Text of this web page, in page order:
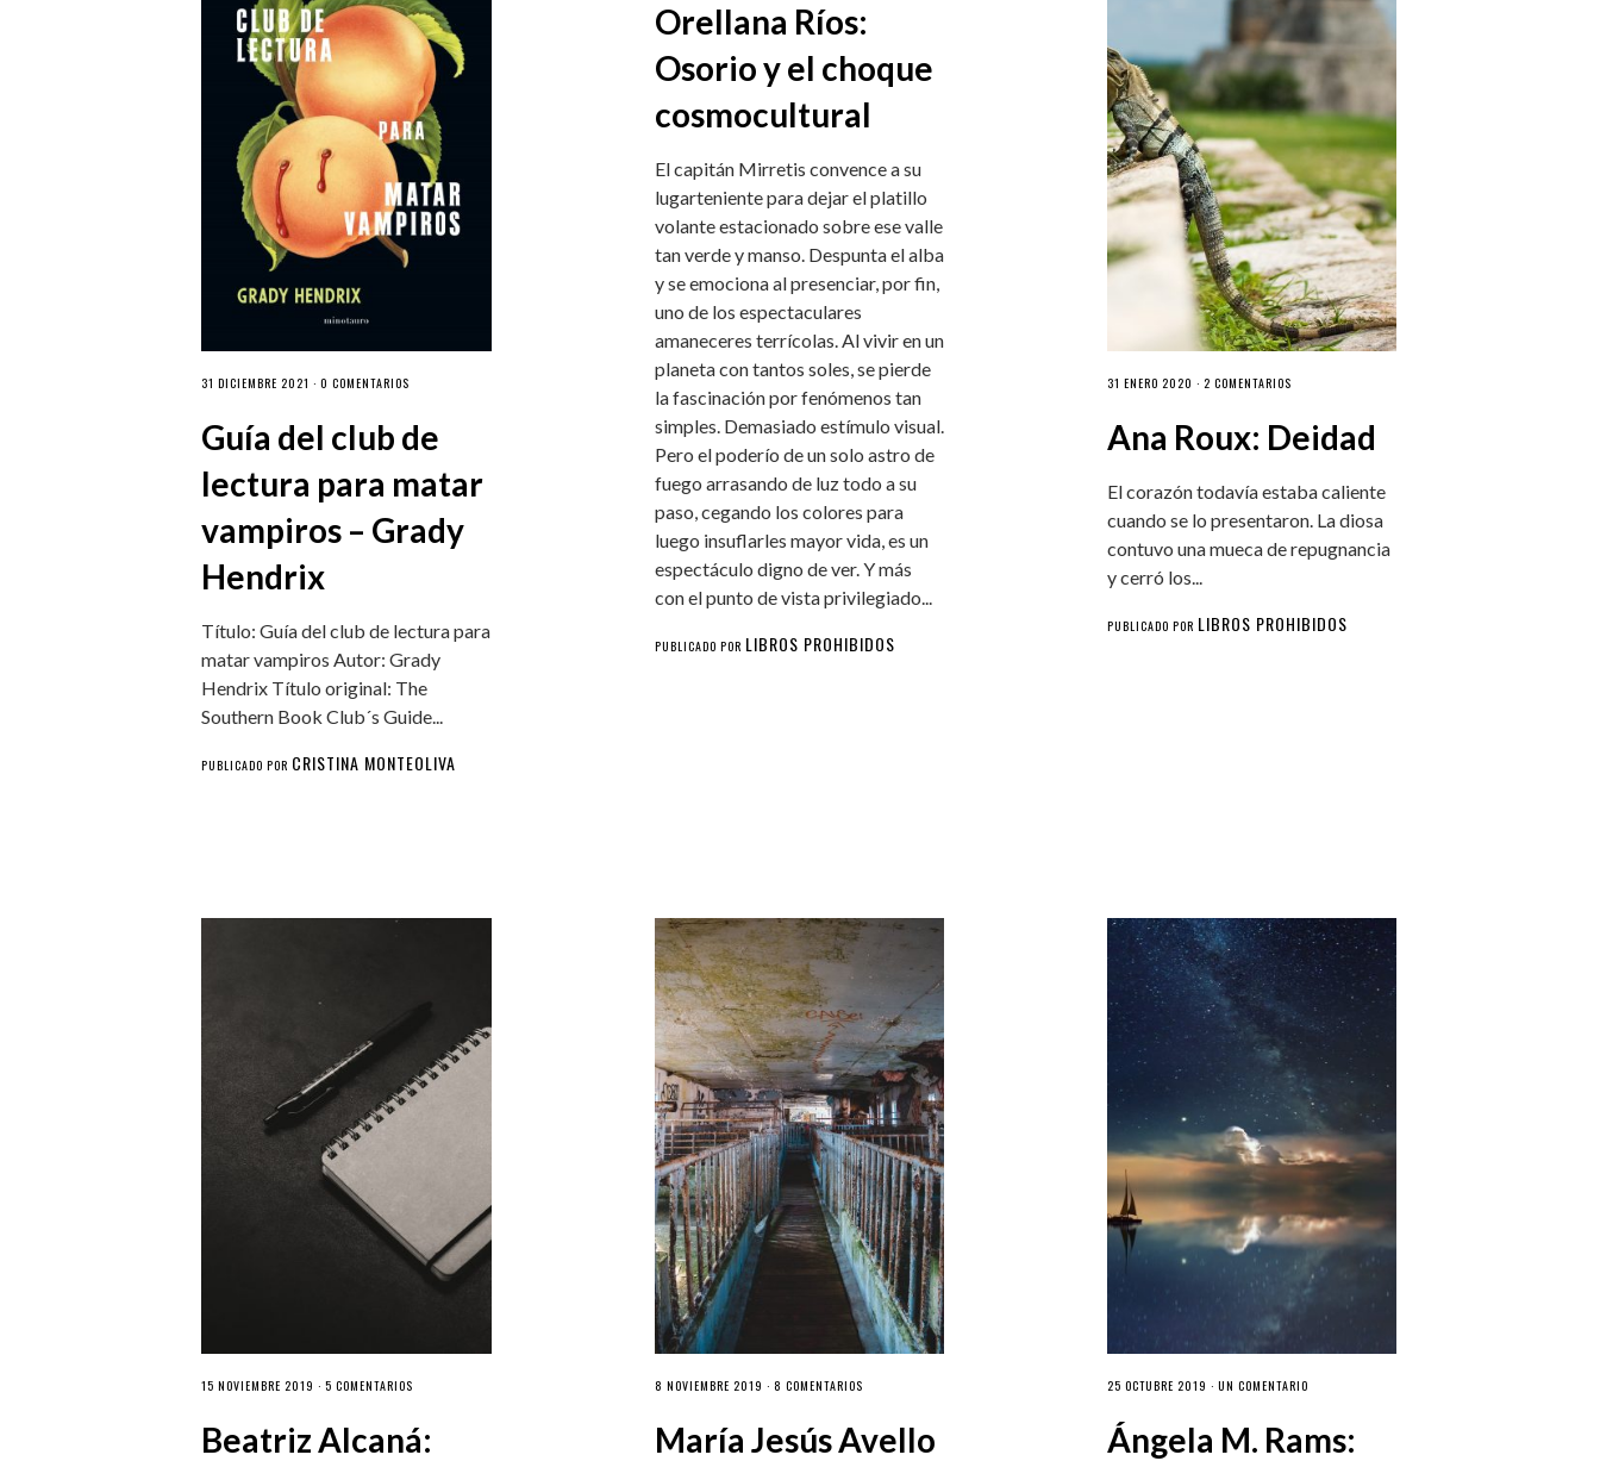
31 DICIEMBRE 2021 ·0 COMENTARIOS
Guía del club de
lectura para matar
vampiros – Grady
Hendrix
Título: Guía del club de lectura para
matar vampiros Autor: Grady
Hendrix Título original: The
Southern Book Club´s Guide...
PUBLICADO POR CRISTINA MONTEOLIVA
Orellana Ríos:
Osorio y el choque
cosmocultural
El capitán Mirretis convence a su
lugarteniente para dejar el platillo
volante estacionado sobre ese valle
tan verde y manso. Despunta el alba
y se emociona al presenciar, por fin,
uno de los espectaculares
amaneceres terrícolas. Al vivir en un
planeta con tantos soles, se pierde
la fascinación por fenómenos tan
simples. Demasiado estímulo visual.
Pero el poderío de un solo astro de
fuego arrasando de luz todo a su
paso, cegando los colores para
luego insuflarles mayor vida, es un
espectáculo digno de ver. Y más
con el punto de vista privilegiado...
PUBLICADO POR LIBROS PROHIBIDOS
31 ENERO 2020 · 2 COMENTARIOS
Ana Roux: Deidad
El corazón todavía estaba caliente
cuando se lo presentaron. La diosa
contuvo una mueca de repugnancia
y cerró los...
PUBLICADO POR LIBROS PROHIBIDOS
15 NOVIEMBRE 2019 ·5 COMENTARIOS
Beatriz Alcaná:
8 NOVIEMBRE 2019 · 8 COMENTARIOS
María Jesús Avello
25 OCTUBRE 2019 ·UN COMENTARIO
Ángela M. Rams: